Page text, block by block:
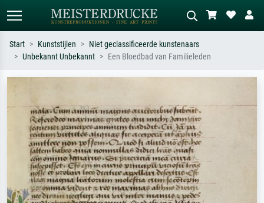
Hokusai-golf, naakt.
olieverfschilderij, staand naakt naast
een boom.
Start Kunststijlen
Niet geclassificeerde kunstenaars
Unbekannt Unbekannt
Een Bloedbad van Familieleden